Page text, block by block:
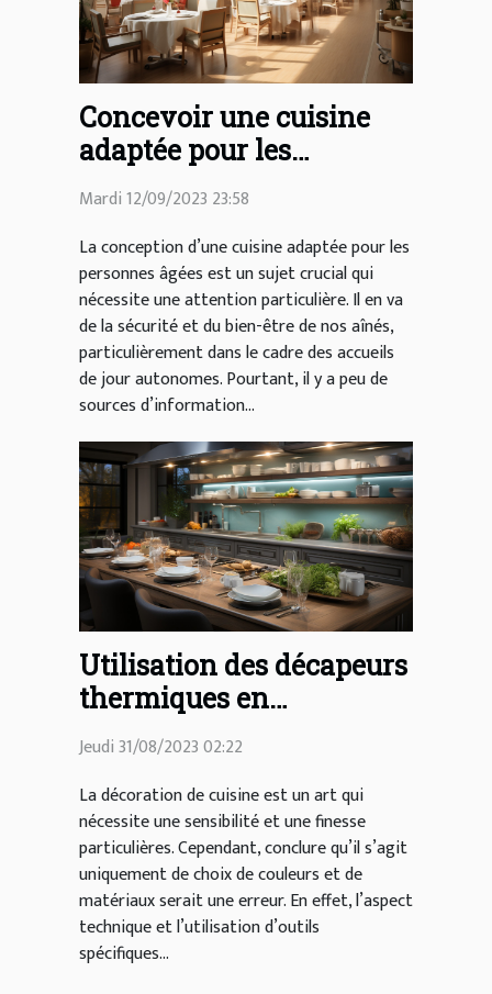
Concevoir une cuisine
adaptée pour les
personnes âgées dans les
accueils de jour
autonomes
Mardi 12/09/2023 23:58
La conception d’une cuisine adaptée pour les
personnes âgées est un sujet crucial qui
nécessite une attention particulière. Il en va
de la sécurité et du bien-être de nos aînés,
particulièrement dans le cadre des accueils
de jour autonomes. Pourtant, il y a peu de
sources d’information...
Utilisation des décapeurs
thermiques en
décoration de cuisine
Jeudi 31/08/2023 02:22
La décoration de cuisine est un art qui
nécessite une sensibilité et une finesse
particulières. Cependant, conclure qu’il s’agit
uniquement de choix de couleurs et de
matériaux serait une erreur. En effet, l’aspect
technique et l’utilisation d’outils
spécifiques...